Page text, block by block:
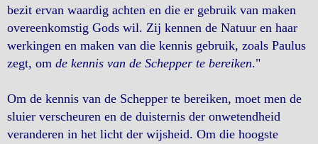
bezit ervan waardig achten en die er gebruik van maken
overeenkomstig Gods wil. Zij kennen de Natuur en haar
werkingen en maken van die kennis gebruik, zoals Paulus
zegt, om de kennis van de Schepper te bereiken."
Om de kennis van de Schepper te bereiken, moet men de
sluier verscheuren en de duisternis der onwetendheid
veranderen in het licht der wijsheid. Om die hoogste